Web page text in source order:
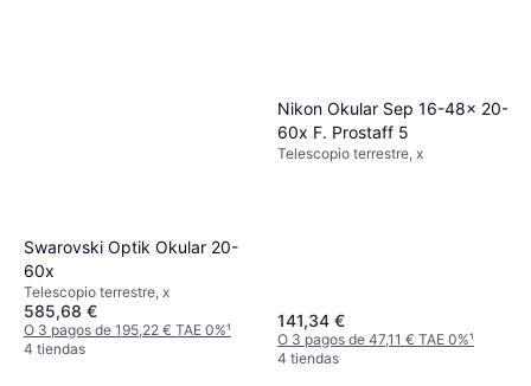
Swarovski Optik Okular 20-
60x
Telescopio terrestre, x
585,68 €
O 3 pagos de 195,22 € TAE 0%¹
4 tiendas
Nikon Okular Sep 16-48x 20-
60x F. Prostaff 5
Telescopio terrestre, x
141,34 €
O 3 pagos de 47,11 € TAE 0%¹
4 tiendas